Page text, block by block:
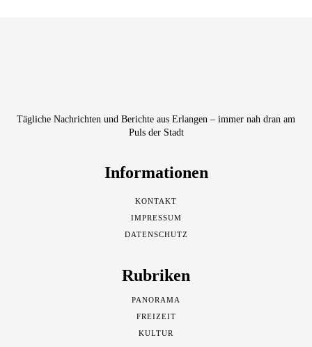
Tägliche Nachrichten und Berichte aus Erlangen – immer nah dran am
Puls der Stadt
Informationen
KONTAKT
IMPRESSUM
DATENSCHUTZ
Rubriken
PANORAMA
FREIZEIT
KULTUR